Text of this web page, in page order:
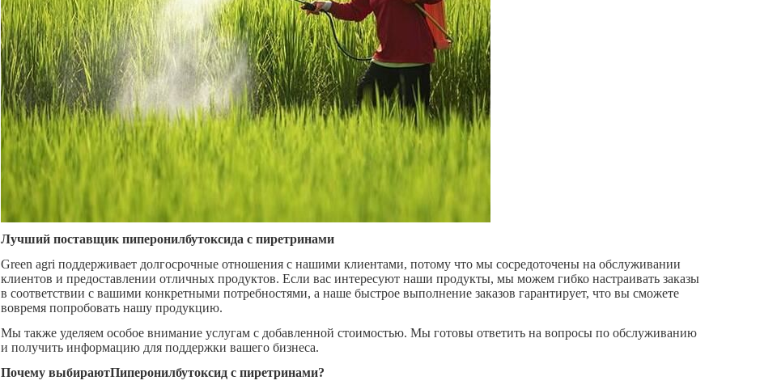
Лучший поставщик пиперонилбутоксида с пиретринами
Green agri поддерживает долгосрочные отношения с нашими клиентами, потому что мы сосредоточены на обслуживании
клиентов и предоставлении отличных продуктов. Если вас интересуют наши продукты, мы можем гибко настраивать заказы
в соответствии с вашими конкретными потребностями, а наше быстрое выполнение заказов гарантирует, что вы сможете
вовремя попробовать нашу продукцию.
Мы также уделяем особое внимание услугам с добавленной стоимостью. Мы готовы ответить на вопросы по обслуживанию
и получить информацию для поддержки вашего бизнеса.
Почему выбираютПиперонилбутоксид с пиретринами?